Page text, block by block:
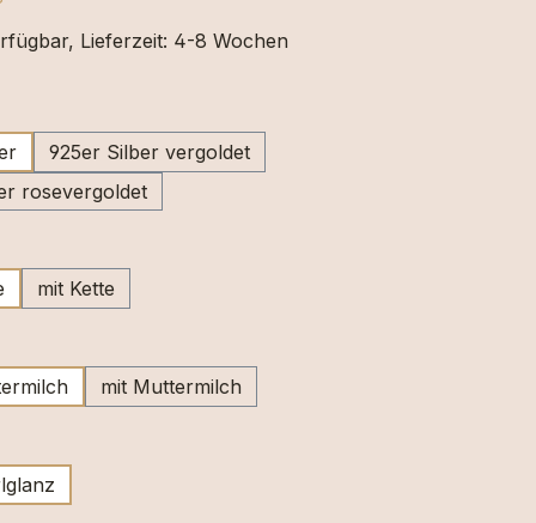
Lieferzeit: 4-8 Wochen
925er Silber vergoldet
rosevergoldet
mit Kette
mit Muttermilch